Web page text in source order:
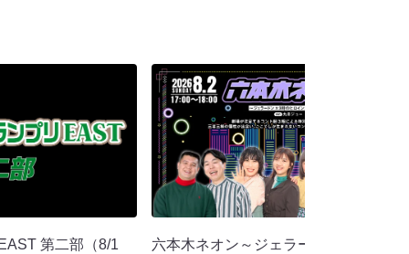
第二部（8/1
六本木ネオン～ジェラードン×3時のヒ